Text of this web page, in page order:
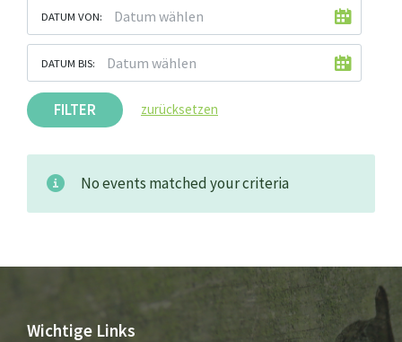
DATUM VON:
DATUM BIS:
FILTER zurücksetzen
No events matched your criteria
Wichtige Links